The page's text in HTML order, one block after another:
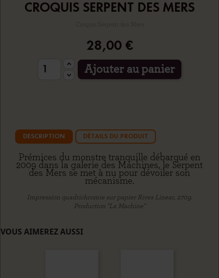
CROQUIS SERPENT DES MERS
28,00 €
Ajouter au panier
DESCRIPTION DÉTAILS DU PRODUIT
Prémices du monstre tranquille débarqué en
2009 dans la galerie des Machines, le Serpent
des Mers se met à nu pour dévoiler son
mécanisme.
Impression quadrichromie sur papier Rives Linear, 270g.
Production "La Machine"
VOUS AIMEREZ AUSSI